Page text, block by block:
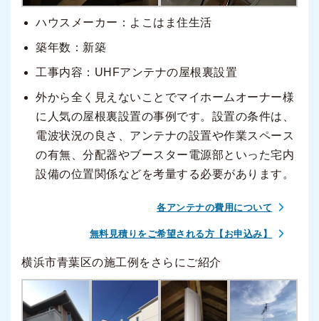
ハウスメーカー：よこはま住生活
築年数：新築
工事内容：UHFアンテナの屋根裏設置
外から全く見えないことでマイホームオーナー様
に人気の屋根裏設置の事例です。設置の条件は、
電波状況の良さ、アンテナの設置や作業スペース
の有無、分配器やブースター電源部といった宅内
設備の位置関係などを考量する必要があります。
各アンテナの費用について
無料見積りをご希望される方【お申込み】
横浜市青葉区の施工例をさらにご紹介